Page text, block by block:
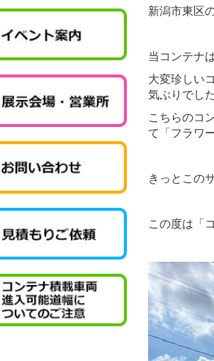
新潟市東区
当コンテナ
大変珍しい
気ぶりでした
こちらのコ
て「フラワ
きっとこの
この度は「